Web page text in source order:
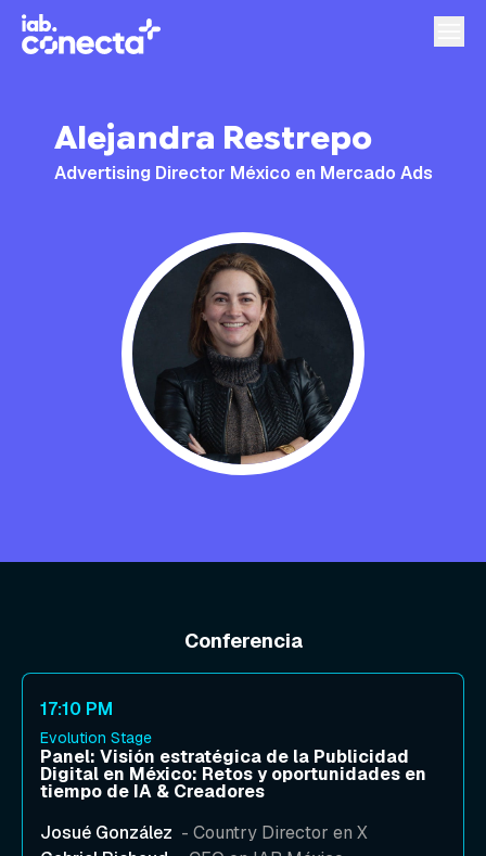
Alejandra Restrepo
Advertising Director México en Mercado Ads
Conferencia
17:10 PM
Evolution Stage
Panel: Visión estratégica de la Publicidad
Digital en México: Retos y oportunidades en
tiempo de IA & Creadores
Josué González - Country Director en X